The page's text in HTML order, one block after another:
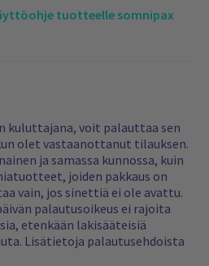
tuotteelle somnipax
voit palauttaa sen
olet vastaanottanut tilauksen.
ja samassa kunnossa, kuin
joiden pakkaus on
vain, jos sinettiä ei ole avattu.
palautusoikeus ei rajoita
etenkään lakisääteisiä
Lisätietoja palautusehdoista